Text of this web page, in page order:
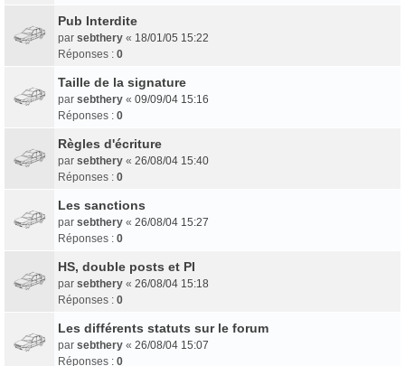
Pub Interdite
par sebthery « 18/01/05 15:22
Réponses : 0
Taille de la signature
par sebthery « 09/09/04 15:16
Réponses : 0
Règles d'écriture
par sebthery « 26/08/04 15:40
Réponses : 0
Les sanctions
par sebthery « 26/08/04 15:27
Réponses : 0
HS, double posts et PI
par sebthery « 26/08/04 15:18
Réponses : 0
Les différents statuts sur le forum
par sebthery « 26/08/04 15:07
Réponses : 0